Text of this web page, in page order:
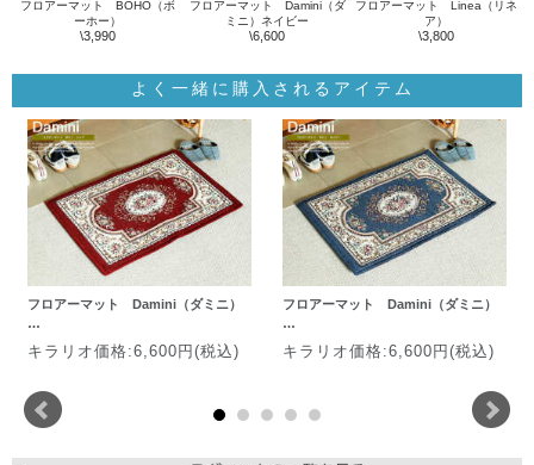
フロアーマット BOHO（ボ
ーホー）
\3,990
フロアーマット Damini（ダ
ミニ）ネイビー
\6,600
フロアーマット Linea（リネ
ア）
\3,800
よく一緒に購入されるアイテム
フロアーマット Damini（ダミニ）
…
キラリオ価格:6,600円(税込)
フロアーマット Damini（ダミニ）
…
キラリオ価格:6,600円(税込)